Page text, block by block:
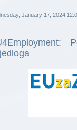
January 17, 2024